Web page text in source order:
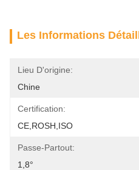
Les Informations
Lieu D'origine:
Chine
Certification:
CE,ROSH,ISO
Passe-Partout:
1,8°